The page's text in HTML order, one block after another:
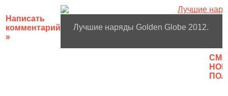
Написать
комментарий
»
Лучшие наряды Golden Globe 2012.